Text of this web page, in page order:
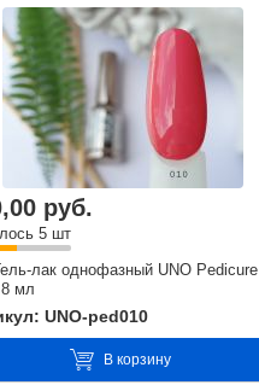
руб.
5 шт
лак однофазный UNO Pedicure
8 мл
UNO-ped010
В корзину